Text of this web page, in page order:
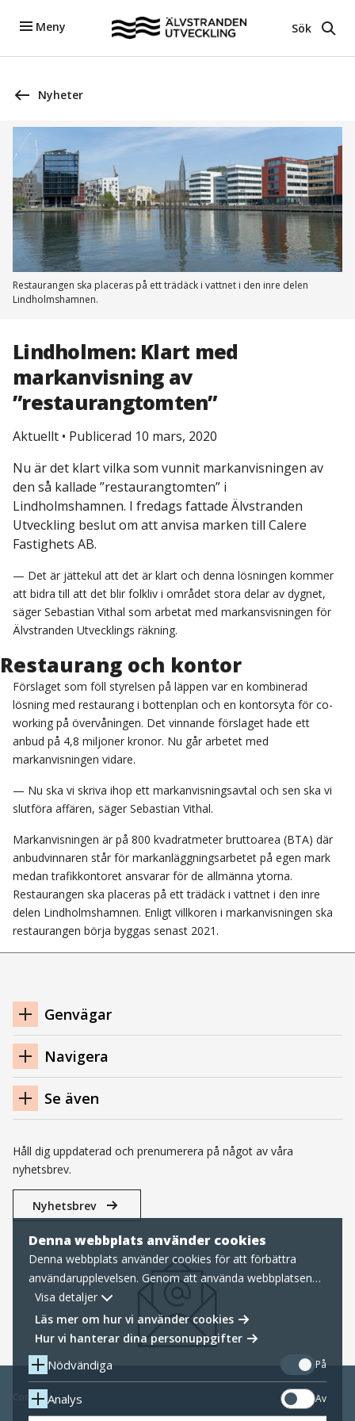
Denna webbplats använder cookies
Denna webbplats använder cookies för att förbättra
användarupplevelsen. Genom att använda webbplatsen
samtycker du till nödvändiga cookies, läs mer nedan om
hur vi hanterar cookies samt personuppgifter.
Visa detaljer
Läs mer om hur vi använder cookies
Hur vi hanterar dina personuppgifter
Nödvändiga På
Analys Av
Meny Sök
Nyheter
Restaurangen ska placeras på ett trädäck i vattnet i den inre delen
Lindholmshamnen.
Lindholmen: Klart med
markanvisning av
”restaurangtomten”
Aktuellt • Publicerad 10 mars, 2020
Nu är det klart vilka som vunnit markanvisningen av
den så kallade ”restaurangtomten” i
Lindholmshamnen. I fredags fattade Älvstranden
Utveckling beslut om att anvisa marken till Calere
Fastighets AB.
— Det är jättekul att det är klart och denna lösningen kommer
att bidra till att det blir folkliv i området stora delar av dygnet,
säger Sebastian Vithal som arbetat med markansvisningen för
Älvstranden Utvecklings räkning.
Restaurang och kontor
Förslaget som föll styrelsen på läppen var en kombinerad
lösning med restaurang i bottenplan och en kontorsyta för co-
working på övervåningen. Det vinnande förslaget hade ett
anbud på 4,8 miljoner kronor. Nu går arbetet med
markanvisningen vidare.
— Nu ska vi skriva ihop ett markanvisningsavtal och sen ska vi
slutföra affären, säger Sebastian Vithal.
Markanvisningen är på 800 kvadratmeter bruttoarea (BTA) där
anbudvinnaren står för markanläggningsarbetet på egen mark
medan trafikkontoret ansvarar för de allmänna ytorna.
Restaurangen ska placeras på ett trädäck i vattnet i den inre
delen Lindholmshamnen. Enligt villkoren i markanvisningen ska
restaurangen börja byggas senast 2021.
Navigation
sidfot
Genvägar
Navigera
Se även
Håll dig uppdaterad och prenumerera på något av våra
nyhetsbrev.
Nyhetsbrev
Cookies